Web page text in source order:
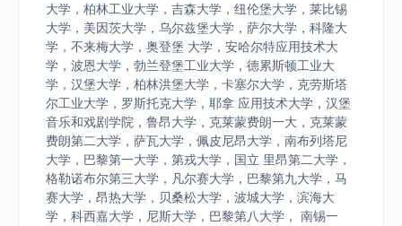
大学，柏林工业大学，吉森大学，纽伦堡大学，莱比锡
大学，美因茨大学，乌尔兹堡大学，萨尔大学，科隆大
学，不来梅大学，奥登堡 大学，安哈尔特应用技术大
学，波恩大学，勃兰登堡工业大学，德累斯顿工业大
学，汉堡大学，柏林洪堡大学，卡塞尔大学，克劳斯塔
尔工业大学，罗斯托克大学，耶拿 应用技术大学，汉堡
音乐和戏剧学院，鲁昂大学，克莱蒙费朗一大，克莱蒙
费朗第二大学，萨瓦大学，佩皮尼昂大学，南布列塔尼
大学，巴黎第一大学，第戎大学，国立 里昂第二大学，
格勒诺布尔第三大学，凡尔赛大学，巴黎第九大学，马
赛大学，昂热大学，贝桑松大学，波城大学，滨海大
学，科西嘉大学，尼斯大学，巴黎第八大学， 南锡一